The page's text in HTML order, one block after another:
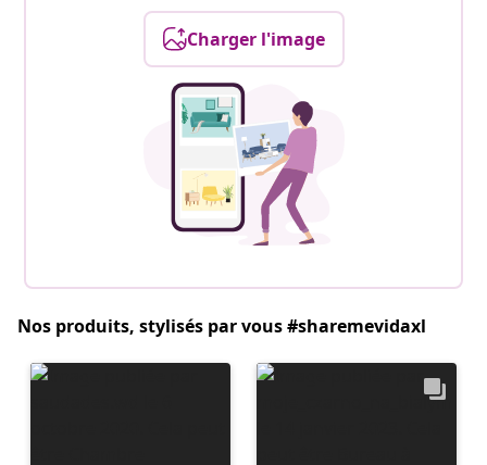
Charger l'image
Nos produits, stylisés par vous #sharemevidaxl